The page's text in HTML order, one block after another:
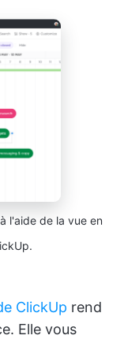
l'aide de la vue en
ClickUp rend
Elle vous